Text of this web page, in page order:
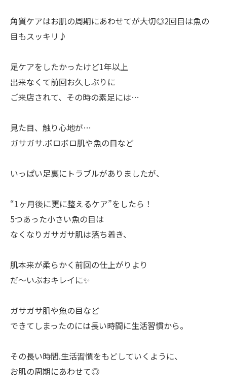
角質ケアはお肌の周期にあわせてが大切◎2回目は魚の
目もスッキリ♪
足ケアをしたかったけど1年以上
出来なくて前回お久しぶりに
ご来店されて、その時の素足には…
見た目、触り心地が…
ガサガサ.ボロボロ肌や魚の目など
いっぱい足裏にトラブルがありましたが、
“1ヶ月後に更に整えるケア”をしたら！
5つあった小さい魚の目は
なくなりガサガサ肌は落ち着き、
肌本来が柔らかく前回の仕上がりより
だ〜いぶおキレイに✨
ガサガサ肌や魚の目など
できてしまったのには長い時間に生活習慣から。
その長い時間.生活習慣をもどしていくように、
お肌の周期にあわせて◎